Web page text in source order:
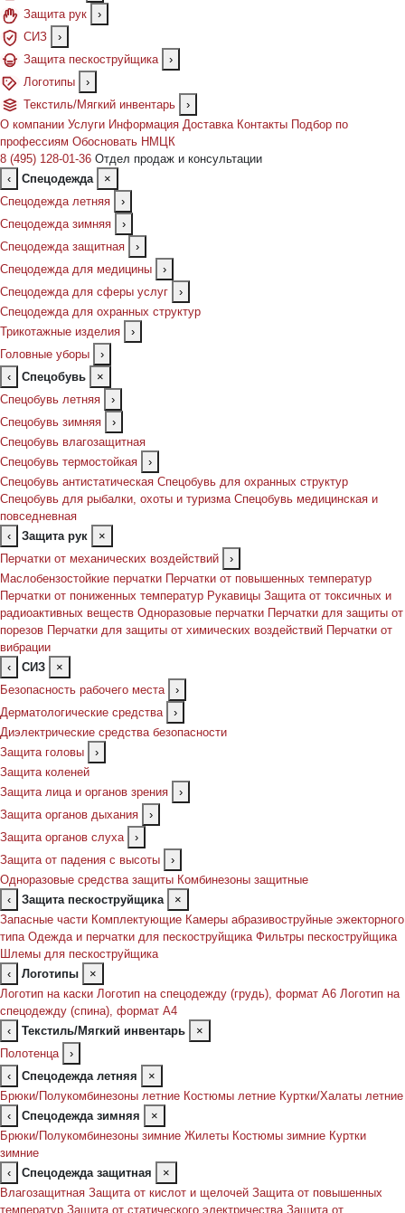
Защита рук
›
СИЗ
›
Защита пескоструйщика
›
Логотипы
›
Текстиль/Мягкий инвентарь
›
О компании Услуги Информация Доставка Контакты Подбор по
профессиям Обосновать НМЦК
8 (495) 128-01-36 Отдел продаж и консультации
‹
Спецодежда
×
Спецодежда летняя
›
Спецодежда зимняя
›
Спецодежда защитная
›
Спецодежда для медицины
›
Спецодежда для сферы услуг
›
Спецодежда для охранных структур
Трикотажные изделия
›
Головные уборы
›
‹
Спецобувь
×
Спецобувь летняя
›
Спецобувь зимняя
›
Спецобувь влагозащитная
Спецобувь термостойкая
›
Спецобувь антистатическая Спецобувь для охранных структур
Спецобувь для рыбалки, охоты и туризма Спецобувь медицинская и
повседневная
‹
Защита рук
×
Перчатки от механических воздействий
›
Маслобензостойкие перчатки Перчатки от повышенных температур
Перчатки от пониженных температур Рукавицы Защита от токсичных и
радиоактивных веществ Одноразовые перчатки Перчатки для защиты от
порезов Перчатки для защиты от химических воздействий Перчатки от
вибрации
‹
СИЗ
×
Безопасность рабочего места
›
Дерматологические средства
›
Диэлектрические средства безопасности
Защита головы
›
Защита коленей
Защита лица и органов зрения
›
Защита органов дыхания
›
Защита органов слуха
›
Защита от падения с высоты
›
Одноразовые средства защиты Комбинезоны защитные
‹
Защита пескоструйщика
×
Запасные части Комплектующие Камеры абразивоструйные эжекторного
типа Одежда и перчатки для пескоструйщика Фильтры пескоструйщика
Шлемы для пескоструйщика
‹
Логотипы
×
Логотип на каски Логотип на спецодежду (грудь), формат А6 Логотип на
спецодежду (спина), формат А4
‹
Текстиль/Мягкий инвентарь
×
Полотенца
›
‹
Спецодежда летняя
×
Брюки/Полукомбинезоны летние Костюмы летние Куртки/Халаты летние
‹
Спецодежда зимняя
×
Брюки/Полукомбинезоны зимние Жилеты Костюмы зимние Куртки
зимние
‹
Спецодежда защитная
×
Влагозащитная Защита от кислот и щелочей Защита от повышенных
температур Защита от статического электричества Защита от